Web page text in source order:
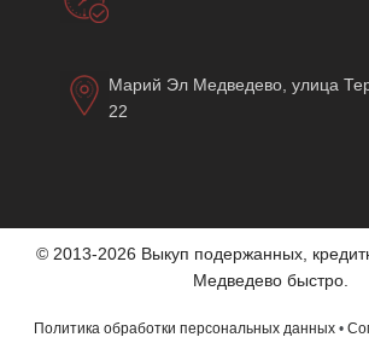
Марий Эл Медведево, улица
22
© 2013-2026 Выкуп подержанных,
Медведево быстро.
Политика обработки персональных данных•